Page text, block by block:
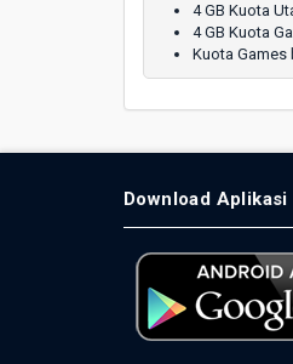
4 GB Kuota
4 GB Kuota
Kuota Games
Download Aplikasi